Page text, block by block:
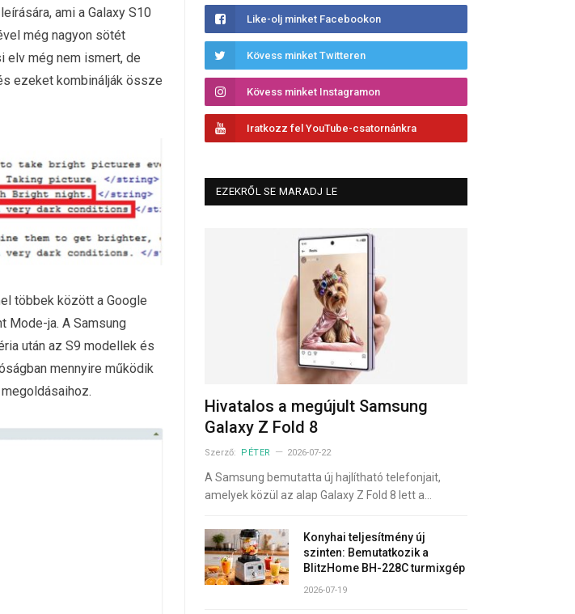
ami a Galaxy S10
még nagyon sötét
elv még nem ismert, de
ezeket kombinálják össze
többek között a Google
Mode-ja. A Samsung
után az S9 modellek és
mennyire működik
Like-olj minket Facebookon
Kövess minket Twitteren
Kövess minket Instagramon
Iratkozz fel YouTube-csatornánkra
EZEKRŐL SE MARADJ LE
Hivatalos a megújult Samsung
Galaxy Z Fold 8
Szerző: PÉTER 2026-07-22
A Samsung bemutatta új hajlítható telefonjait,
amelyek közül az alap Galaxy Z Fold 8 lett a…
Konyhai teljesítmény új
szinten: Bemutatkozik a
BlitzHome BH-228C turmixgép
2026-07-19